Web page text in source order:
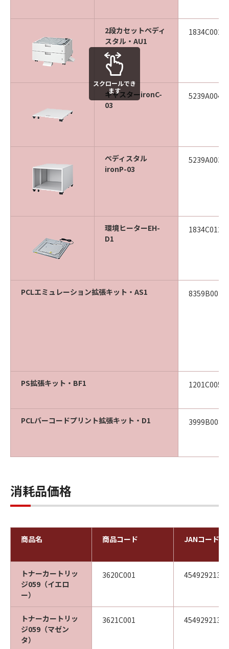
2段カセットペディ
スタル・AU1
1834C002
キャスターironC-
03
5239A004
ぺディスタル
ironP-03
5239A003
環境ヒーターEH-
D1
1834C012
PCLエミュレーション拡張キット・AS1 8359B002
PS拡張キット・BF1 1201C005
PCLバーコードプリント拡張キット・D1 3999B008
スクロールでき
ます
消耗品価格
商品名 商品コード JANコード
トナーカートリッ
ジ059（イエロ
ー）
3620C001
トナーカートリッ
ジ059（マゼン
タ）
3621C001